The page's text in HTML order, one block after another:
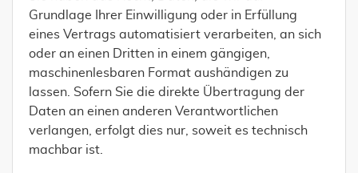
Grundlage Ihrer Einwilligung oder in Erfüllung
eines Vertrags automatisiert verarbeiten, an sich
oder an einen Dritten in einem gängigen,
maschinenlesbaren Format aushändigen zu
lassen. Sofern Sie die direkte Übertragung der
Daten an einen anderen Verantwortlichen
verlangen, erfolgt dies nur, soweit es technisch
machbar ist.